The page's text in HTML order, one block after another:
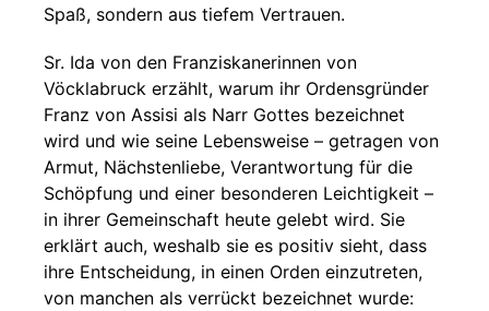
Spaß, sondern aus tiefem Vertrauen.
Sr. Ida von den Franziskanerinnen von
Vöcklabruck erzählt, warum ihr Ordensgründer
Franz von Assisi als Narr Gottes bezeichnet
wird und wie seine Lebensweise – getragen von
Armut, Nächstenliebe, Verantwortung für die
Schöpfung und einer besonderen Leichtigkeit –
in ihrer Gemeinschaft heute gelebt wird. Sie
erklärt auch, weshalb sie es positiv sieht, dass
ihre Entscheidung, in einen Orden einzutreten,
von manchen als verrückt bezeichnet wurde: